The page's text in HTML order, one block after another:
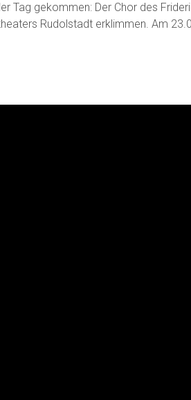
Tag gekommen: Der Chor des
Rudolstadt erklimmen. Am